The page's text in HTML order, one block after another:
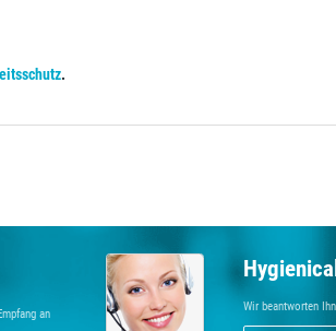
.
an
Wir beantworten